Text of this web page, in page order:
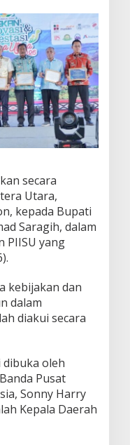
secara
Utara,
kepada Bupati
Saragih, dalam
PIISU yang
kebijakan dan
dalam
diakui secara
dibuka oleh
Pusat
Sonny Harry
Kepala Daerah